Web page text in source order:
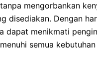
mengorbankan
disediakan. Dengan
dapat menikmati
semua